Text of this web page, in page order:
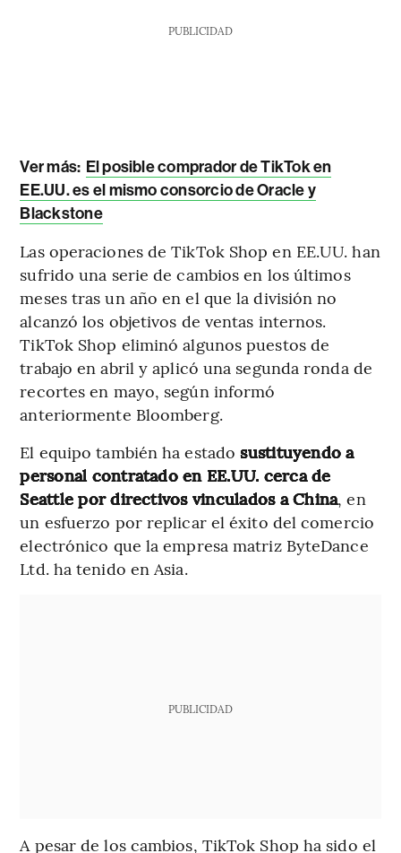
PUBLICIDAD
Ver más: El posible comprador de TikTok en
EE.UU. es el mismo consorcio de Oracle y
Blackstone
Las operaciones de TikTok Shop en EE.UU. han
sufrido una serie de cambios en los últimos
meses tras un año en el que la división no
alcanzó los objetivos de ventas internos.
TikTok Shop eliminó algunos puestos de
trabajo en abril y aplicó una segunda ronda de
recortes en mayo, según informó
anteriormente Bloomberg.
El equipo también ha estado sustituyendo a
personal contratado en EE.UU. cerca de
Seattle por directivos vinculados a China, en
un esfuerzo por replicar el éxito del comercio
electrónico que la empresa matriz ByteDance
Ltd. ha tenido en Asia.
PUBLICIDAD
A pesar de los cambios, TikTok Shop ha sido el